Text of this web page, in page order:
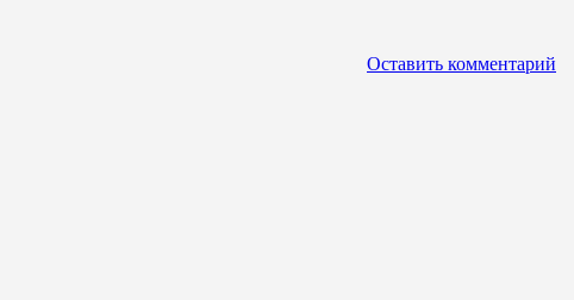
Оставить комментарий